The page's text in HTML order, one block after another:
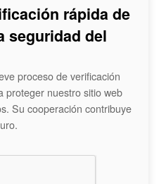
rápida de
seguridad del
proceso de verificación
proteger nuestro sitio web
Su cooperación contribuye